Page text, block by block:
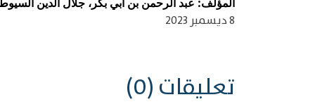
8 ديسمبر 2023
تعليقات (0)